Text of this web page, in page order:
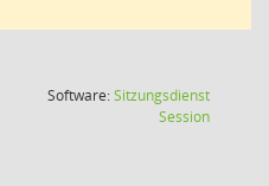
Software:Sitzungsdienst
Session(Wird in